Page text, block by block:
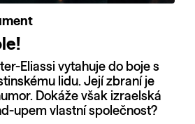
Eliassi vytahuje do boje s
lidu. Její zbraní je
Dokáže však izraelská
upem vlastní společnost?